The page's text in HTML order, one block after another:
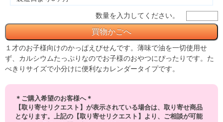
数量を入力してください。
１才のお子様向けのかっぱえびせんです。薄味で油を一切使用せ
ず、カルシウムたっぷりなのでお子様のおやつにぴったりです。た
べきりサイズで小分けに便利なカレンダータイプです。
＊ご購入希望のお客様へ＊
【取り寄せリクエスト】が表示されている場合は、取り寄せ商品
となります。上記の【取り寄せリクエスト】より、ご相談が可能